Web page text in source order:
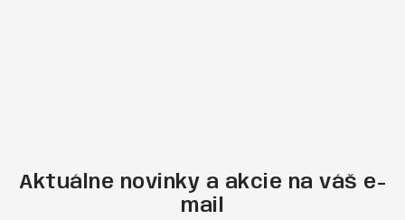
Aktuálne novinky a akcie na váš e-
mail